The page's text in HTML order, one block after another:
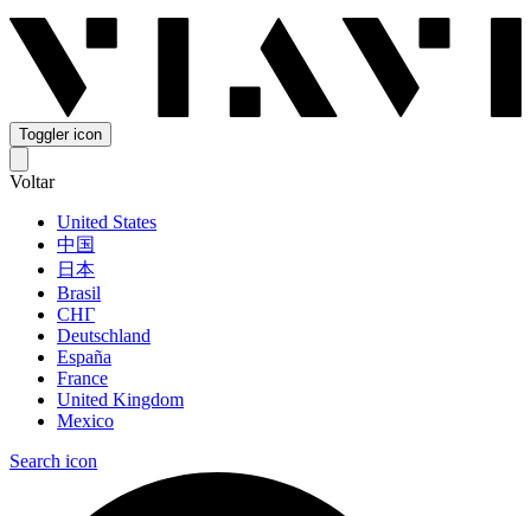
Toggler icon
Voltar
United States
中国
日本
Brasil
СНГ
Deutschland
España
France
United Kingdom
Mexico
Search icon